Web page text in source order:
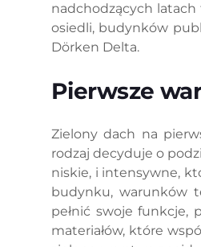
nadchodzących
osiedli, budynków
Dörken Delta.
Pierwsze
Zielony dach na
rodzaj decyduje o
niskie, i intensywne,
budynku, warunków
pełnić swoje funkcje,
materiałów, które